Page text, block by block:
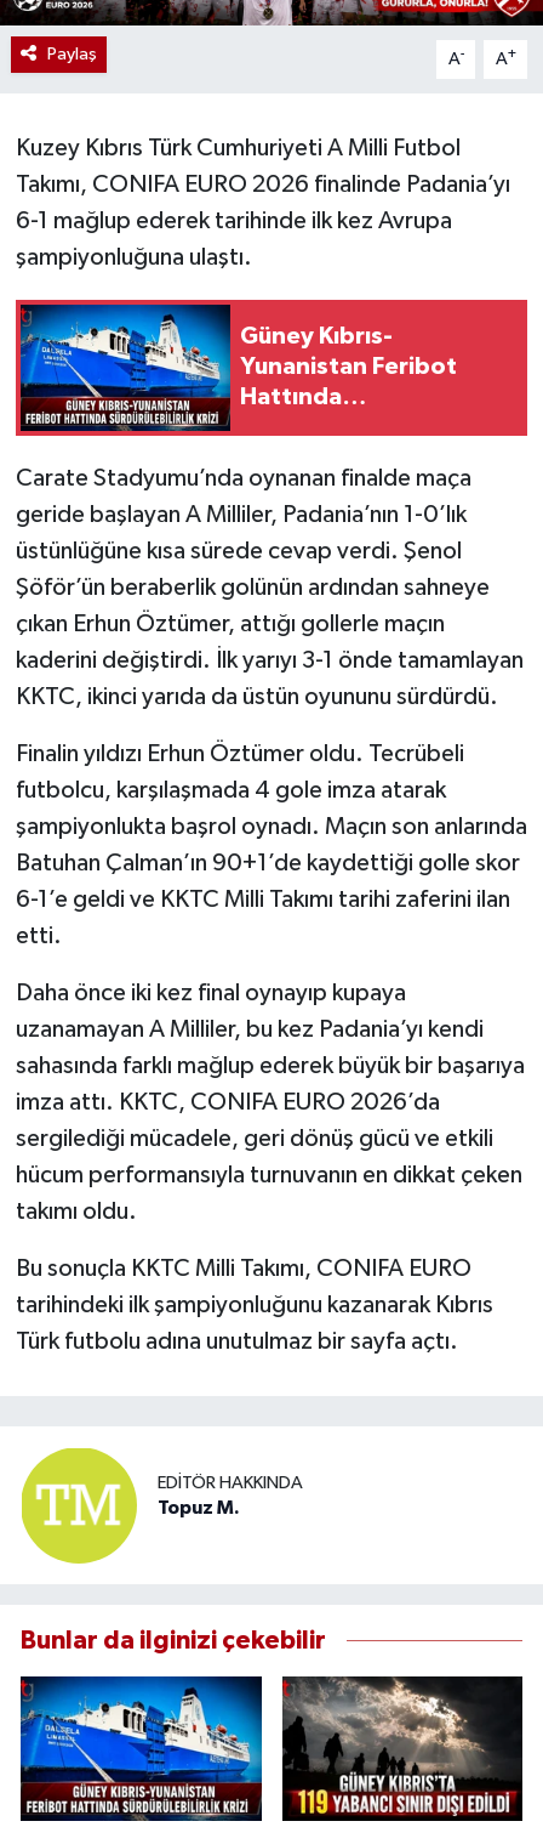
Paylaş A- A+
Kuzey Kıbrıs Türk Cumhuriyeti A Milli Futbol
Takımı, CONIFA EURO 2026 finalinde Padania’yı
6-1 mağlup ederek tarihinde ilk kez Avrupa
şampiyonluğuna ulaştı.
Güney Kıbrıs-
Yunanistan Feribot
Hattında
Carate Stadyumu’nda oynanan finalde maça
geride başlayan A Milliler, Padania’nın 1-0’lık
üstünlüğüne kısa sürede cevap verdi. Şenol
Şöför’ün beraberlik golünün ardından sahneye
çıkan Erhun Öztümer, attığı gollerle maçın
kaderini değiştirdi. İlk yarıyı 3-1 önde tamamlayan
KKTC, ikinci yarıda da üstün oyununu sürdürdü.
Finalin yıldızı Erhun Öztümer oldu. Tecrübeli
futbolcu, karşılaşmada 4 gole imza atarak
şampiyonlukta başrol oynadı. Maçın son anlarında
Batuhan Çalman’ın 90+1’de kaydettiği golle skor
6-1’e geldi ve KKTC Milli Takımı tarihi zaferini ilan
etti.
Daha önce iki kez final oynayıp kupaya
uzanamayan A Milliler, bu kez Padania’yı kendi
sahasında farklı mağlup ederek büyük bir başarıya
imza attı. KKTC, CONIFA EURO 2026’da
sergilediği mücadele, geri dönüş gücü ve etkili
hücum performansıyla turnuvanın en dikkat çeken
takımı oldu.
Bu sonuçla KKTC Milli Takımı, CONIFA EURO
tarihindeki ilk şampiyonluğunu kazanarak Kıbrıs
Türk futbolu adına unutulmaz bir sayfa açtı.
EDITÖR HAKKINDA
Topuz M.
Bunlar da ilginizi çekebilir